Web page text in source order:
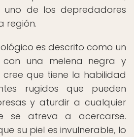
uno de los depredadores
región.
es descrito como un
con una melena negra y
cree que tiene la habilidad
rugidos que pueden
y aturdir a cualquier
se atreva a acercarse.
su piel es invulnerable, lo